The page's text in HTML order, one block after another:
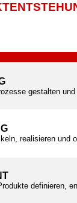
gestalten und
realisieren und
definieren,